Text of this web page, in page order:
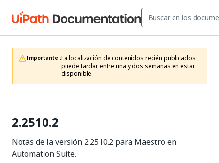
Importante :La localización de contenidos recién publicados
puede tardar entre una y dos semanas en estar
disponible.
2.2510.2
Notas de la versión 2.2510.2 para Maestro en
Automation Suite.